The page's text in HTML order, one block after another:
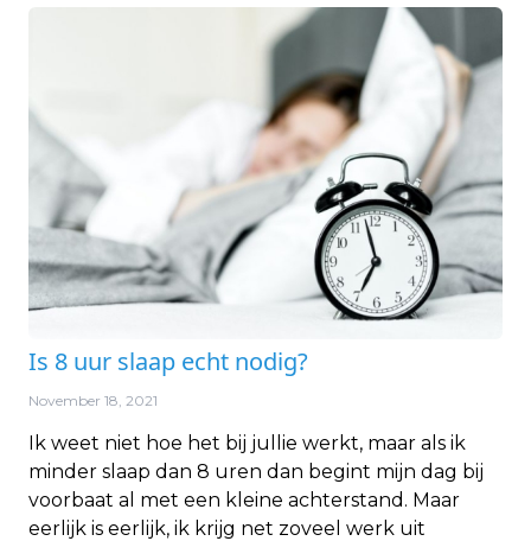
Is 8 uur slaap echt nodig?
November 18, 2021
Ik weet niet hoe het bij jullie werkt, maar als ik
minder slaap dan 8 uren dan begint mijn dag bij
voorbaat al met een kleine achterstand. Maar
eerlijk is eerlijk, ik krijg net zoveel werk uit